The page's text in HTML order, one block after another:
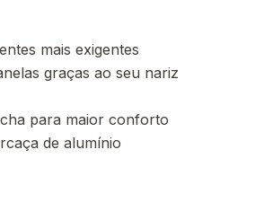
mais exigentes
graças ao seu nariz
para maior conforto
de alumínio